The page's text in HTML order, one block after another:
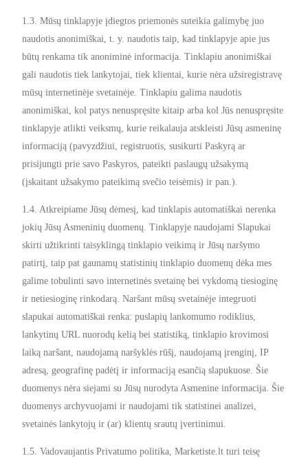
1.3. Mūsų tinklapyje įdiegtos priemonės suteikia galimybę juo
naudotis anonimiškai, t. y. naudotis taip, kad tinklapyje apie jus
būtų renkama tik anoniminė informacija. Tinklapiu anonimiškai
gali naudotis tiek lankytojai, tiek klientai, kurie nėra užsiregistravę
mūsų internetinėje svetainėje. Tinklapiu galima naudotis
anonimiškai, kol patys nenuspręsite kitaip arba kol Jūs nenuspręsite
tinklapyje atlikti veiksmų, kurie reikalauja atskleisti Jūsų asmeninę
informaciją (pavyzdžiui, registruotis, susikurti Paskyrą ar
prisijungti prie savo Paskyros, pateikti paslaugų užsakymą
(įskaitant užsakymo pateikimą svečio teisėmis) ir pan.).
1.4. Atkreipiame Jūsų dėmesį, kad tinklapis automatiškai nerenka
jokių Jūsų Asmeninių duomenų. Tinklapyje naudojami Slapukai
skirti užtikrinti taisyklingą tinklapio veikimą ir Jūsų naršymo
patirtį, taip pat gaunamų statistinių tinklapio duomenų dėka mes
galime tobulinti savo internetinės svetainę bei vykdomą tiesioginę
ir netiesioginę rinkodarą. Naršant mūsų svetainėje integruoti
slapukai automatiškai renka: puslapių lankomumo rodiklius,
lankytinų URL nuorodų kelią bei statistiką, tinklapio krovimosi
laiką naršant, naudojamą naršyklės rūšį, naudojamą įrenginį, IP
adresą, geografinę padėtį ir informaciją esančią slapukuose. Šie
duomenys nėra siejami su Jūsų nurodyta Asmenine informacija. Šie
duomenys archyvuojami ir naudojami tik statistinei analizei,
svetainės lankytojų ir (ar) klientų srautų įvertinimui.
1.5. Vadovaujantis Privatumo politika, Marketiste.lt turi teisę